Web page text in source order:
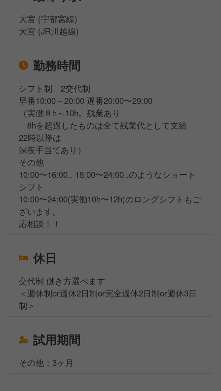
大宮 (宇都宮線)
大宮 (JR川越線)
勤務時間
シフト制 2交代制
早番10:00～20:00 遅番20:00〜29:00
（実働８h～10h。残業あり
8hを超過したものは全て残業代として支給
22時以降は
深夜手当てあり）
その他
10:00〜16:00.. 18:00〜24:00..のようなショート
シフト
10:00〜24:00(実働10h〜12h)のロングシフトもご
ざいます。
応相談！！
休日
交代制 働き方選べます
＜週休制or週休2日制or完全週休2日制or週休3日
制＞
試用期間
その他：3ヶ月